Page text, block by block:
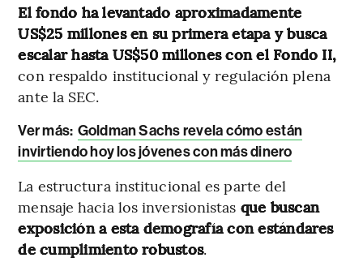
El fondo ha levantado aproximadamente
US$25 millones en su primera etapa y busca
escalar hasta US$50 millones con el Fondo II,
con respaldo institucional y regulación plena
ante la SEC.
Ver más: Goldman Sachs revela cómo están
invirtiendo hoy los jóvenes con más dinero
La estructura institucional es parte del
mensaje hacia los inversionistas que buscan
exposición a esta demografía con estándares
de cumplimiento robustos.